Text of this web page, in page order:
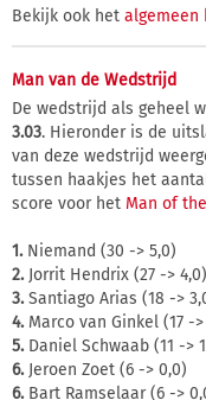
Bekijk ook het algemeen
Man van de Wedstrijd
De wedstrijd als geheel
3.03. Hieronder is de
van deze wedstrijd
tussen haakjes het
score voor het Man of
1.Niemand (30 -> 5,0)
2.Jorrit Hendrix (27 -> 4,0)
3.Santiago Arias (18 ->
4.Marco van Ginkel (17 ->
5.Daniel Schwaab (11 ->
6.Jeroen Zoet (6 -> 0,0)
6.Bart Ramselaar (6 ->